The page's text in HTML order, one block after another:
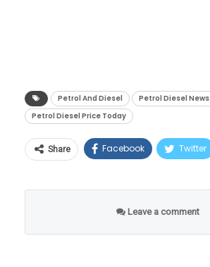
महागले आहे.Petrol And Diesel
Petrol Diesel News
Petrol Diesel Price Today
Share Facebook Twitter
Leave a comment